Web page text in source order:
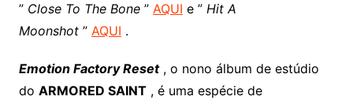
” Close To The Bone” AQUI e ” Hit A
Moonshot” AQUI .
Emotion Factory Reset, o nono álbum de estúdio
do ARMORED SAINT, é uma espécie de